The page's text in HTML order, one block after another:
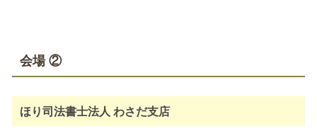
会場 ②
ほり司法書士法人 わさだ支店